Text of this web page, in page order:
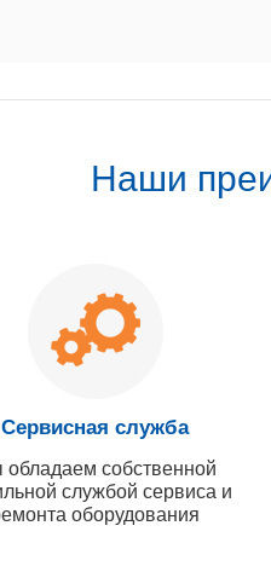
Наши
Сервисная служба
собственной
службой сервиса и
оборудования